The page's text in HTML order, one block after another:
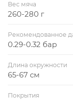
Вес мяча
260-280 г
Рекомендованное
0.29-0.32 бар
Длина окружности
65-67 см
Покрытия